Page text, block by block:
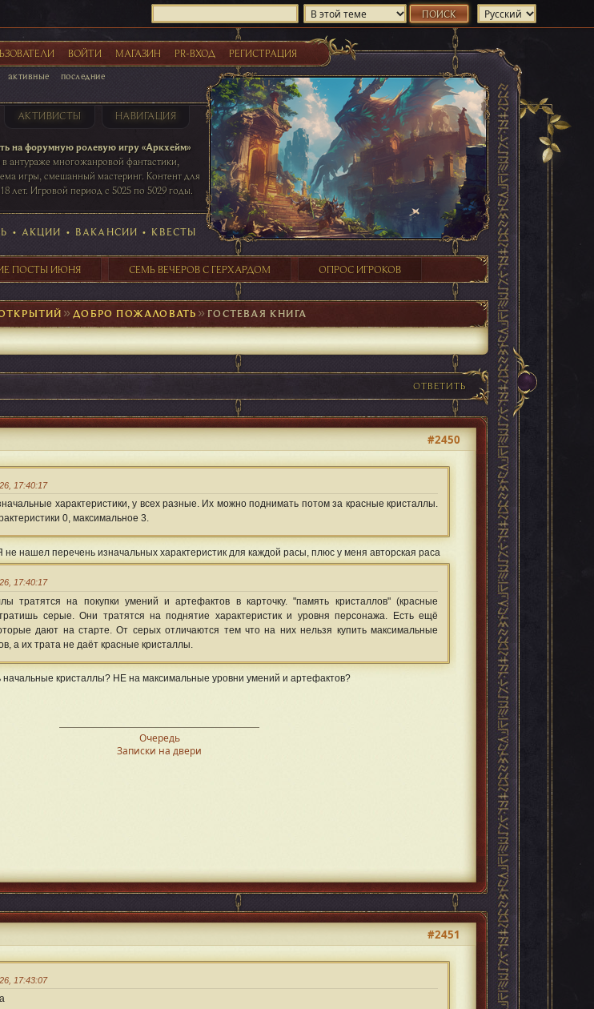
ВОЙТИ МАГАЗИН PR-ВХОД РЕГИСТРАЦИЯ
активные последние
АКТИВИСТЫ НАВИГАЦИЯ
на форумную ролевую игру «Аркхейм»
антураже многожанровой фантастики,
игры, смешанный мастеринг. Контент для
лет. Игровой период с 5025 по 5029 годы.
игровой активности
31 ПОСТОВ 29 ПОСТОВ 24 ПОСТОВ
• АКЦИИ • ВАКАНСИИ • КВЕСТЫ
ПОСТЫ ИЮНЯ СЕМЬ ВЕЧЕРОВ С ГЕРХАРДОМ ОПРОС ИГРОКОВ
►ДОБРО ПОЖАЛОВАТЬ ►ГОСТЕВАЯ КНИГА
ОТВЕТИТЬ
#2450
17:40:17
характеристики, у всех разные. Их можно поднимать потом за красные кристаллы.
0, максимальное 3.
нашел перечень изначальных характеристик для каждой расы, плюс у меня авторская раса
17:40:17
тратятся на покупки умений и артефактов в карточку. "память кристаллов" (красные
серые. Они тратятся на поднятие характеристик и уровня персонажа. Есть ещё
дают на старте. От серых отличаются тем что на них нельзя купить максимальные
а их трата не даёт красные кристаллы.
начальные кристаллы? НЕ на максимальные уровни умений и артефактов?
Очередь
Записки на двери
#2451
17:43:07